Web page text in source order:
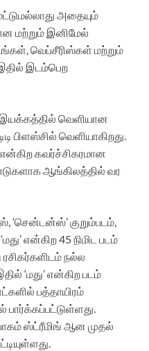
அதையும்
மற்றும் இனிமேல்
வெப்சீரிஸ்கள் மற்றும்
இடம்பெற
வெளியான
பிளஸ்சில் வெளியாகிறது.
என்கிற கவர்ச்சிகரமான
ஆங்கிலத்தில் வர
‘சென்டன்ஸ்’ குறும்படம்,
என்கிற 45 நிமிட படம்
நல்ல
‘மது’ என்கிற படம்
பத்தாயிரம்
பார்க்கப்பட்டுள்ளது.
ஸ்ட்ரீமிங் ஆன முதல்